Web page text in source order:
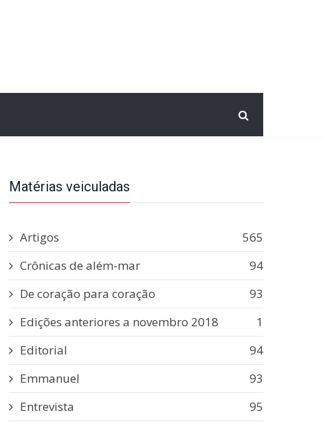
Matérias veiculadas
Artigos
565
Crônicas de além-mar
94
De coração para coração
93
Edições anteriores a novembro 2018
1
Editorial
94
Emmanuel
93
Entrevista
95